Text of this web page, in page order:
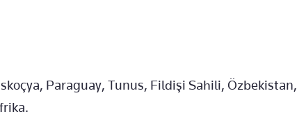
Paraguay, Tunus, Fildişi Sahili, Özbekistan,